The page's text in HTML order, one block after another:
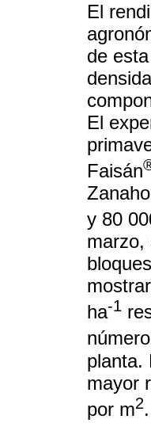
El
de
El
Faisán
y 80
marzo,
ha-1
planta.
mayor
por m2